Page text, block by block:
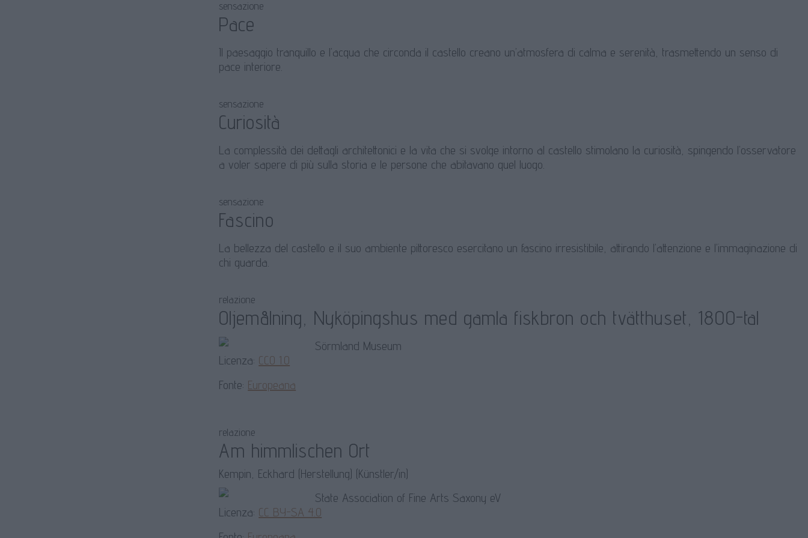
sensazione
Pace
Il paesaggio tranquillo e l’acqua che circonda il castello creano un’atmosfera di calma e serenità, trasmettendo un senso di
pace interiore.
sensazione
Curiosità
La complessità dei dettagli architettonici e la vita che si svolge intorno al castello stimolano la curiosità, spingendo l’osservatore
a voler sapere di più sulla storia e le persone che abitavano quel luogo.
sensazione
Fascino
La bellezza del castello e il suo ambiente pittoresco esercitano un fascino irresistibile, attirando l’attenzione e l’immaginazione di
chi guarda.
relazione
Oljemålning, Nyköpingshus med gamla fiskbron och tvätthuset, 1800-tal
Sörmland Museum
Licenza: CC0 1.0
Fonte: Europeana
relazione
Am himmlischen Ort
Kempin, Eckhard (Herstellung) (Künstler/in)
State Association of Fine Arts Saxony eV
Licenza: CC BY-SA 4.0